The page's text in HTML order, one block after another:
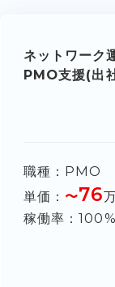
ネットワーク
PMO支援(出
職種
PMO
単価
〜76
稼働率
100%